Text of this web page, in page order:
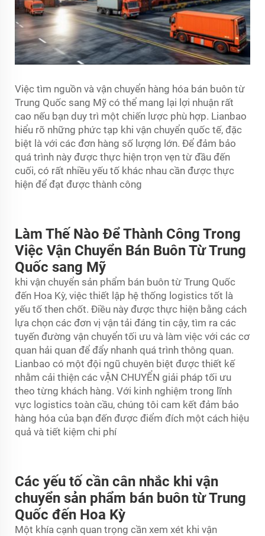
Việc tìm nguồn và vận chuyển hàng hóa bán buôn từ
Trung Quốc sang Mỹ có thể mang lại lợi nhuận rất
cao nếu bạn duy trì một chiến lược phù hợp. Lianbao
hiểu rõ những phức tạp khi vận chuyển quốc tế, đặc
biệt là với các đơn hàng số lượng lớn. Để đảm bảo
quá trình này được thực hiện trọn vẹn từ đầu đến
cuối, có rất nhiều yếu tố khác nhau cần được thực
hiện để đạt được thành công
Làm Thế Nào Để Thành Công Trong
Việc Vận Chuyển Bán Buôn Từ Trung
Quốc sang Mỹ
khi vận chuyển sản phẩm bán buôn từ Trung Quốc
đến Hoa Kỳ, việc thiết lập hệ thống logistics tốt là
yếu tố then chốt. Điều này được thực hiện bằng cách
lựa chọn các đơn vị vận tải đáng tin cậy, tìm ra các
tuyến đường vận chuyển tối ưu và làm việc với các cơ
quan hải quan để đẩy nhanh quá trình thông quan.
Lianbao có một đội ngũ chuyên biệt được thiết kế
nhằm cải thiện các vẬN CHUYỂN giải pháp tối ưu
theo từng khách hàng. Với kinh nghiệm trong lĩnh
vực logistics toàn cầu, chúng tôi cam kết đảm bảo
hàng hóa của bạn đến được điểm đích một cách hiệu
quả và tiết kiệm chi phí
Các yếu tố cần cân nhắc khi vận
chuyển sản phẩm bán buôn từ Trung
Quốc đến Hoa Kỳ
Một khía cạnh quan trọng cần xem xét khi vận